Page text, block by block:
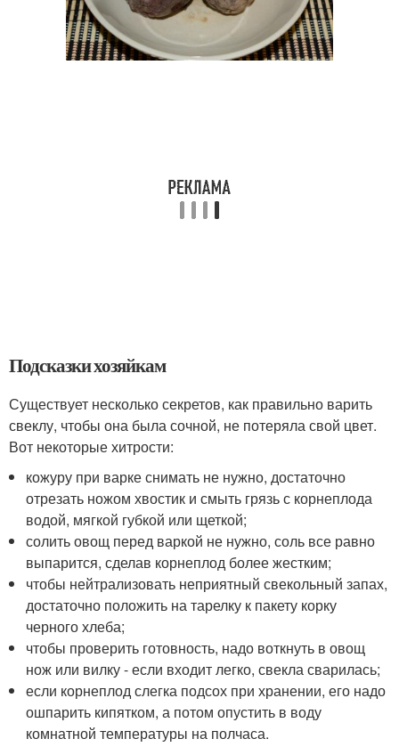
Подсказки хозяйкам
Существует несколько секретов, как правильно варить
свеклу, чтобы она была сочной, не потеряла свой цвет.
Вот некоторые хитрости:
кожуру при варке снимать не нужно, достаточно
отрезать ножом хвостик и смыть грязь с корнеплода
водой, мягкой губкой или щеткой;
солить овощ перед варкой не нужно, соль все равно
выпарится, сделав корнеплод более жестким;
чтобы нейтрализовать неприятный свекольный запах,
достаточно положить на тарелку к пакету корку
черного хлеба;
чтобы проверить готовность, надо воткнуть в овощ
нож или вилку - если входит легко, свекла сварилась;
если корнеплод слегка подсох при хранении, его надо
ошпарить кипятком, а потом опустить в воду
комнатной температуры на полчаса.